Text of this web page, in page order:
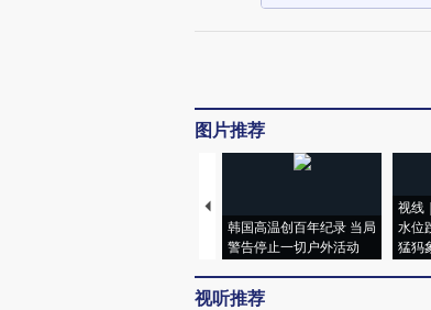
图片推荐
韩国高温创百年纪录 当局
警告停止一切户外活动
视线
水位
猛犸
视听推荐